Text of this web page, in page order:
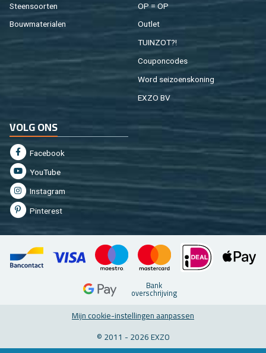
Steen­soor­ten
Bouw­ma­te­ri­a­len
OP = OP
Out­let
TUIN­ZOT?!
Cou­pon­co­des
Word sei­zoens­ko­ning
EXZO BV
VOLG ONS
Fa­cebook
You­Tu­be
In­st­agram
Pin­te­rest
Bank
over­schrij­ving
Mijn coo­kie-in­stel­lin­gen aan­pas­sen
© 2011 - 2026 EXZO